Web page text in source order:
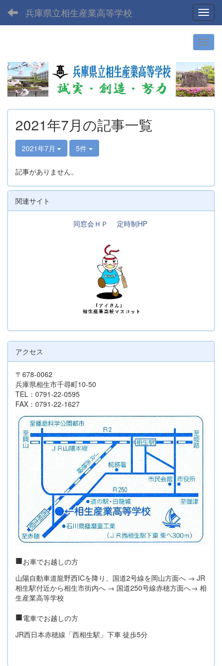
兵庫県立相生産業高等学校
2021年7月の記事一覧
2021年7月 5件
記事がありません。
関連サイト
同窓会ＨＰ 定時制HP
アクセス
〒678-0062
兵庫県相生市千尋町10-50
TEL：0791-22-0595
FAX：0791-22-1627
■お車でお越しの方
山陽自動車道龍野西ICを降り、国道2号線を岡山方面へ → JR
相生駅付近から相生市街内へ → 国道250号線赤穂方面へ→ 相
生産業高等学校
■電車でお越しの方
JR西日本赤穂線「西相生駅」下車 徒歩5分